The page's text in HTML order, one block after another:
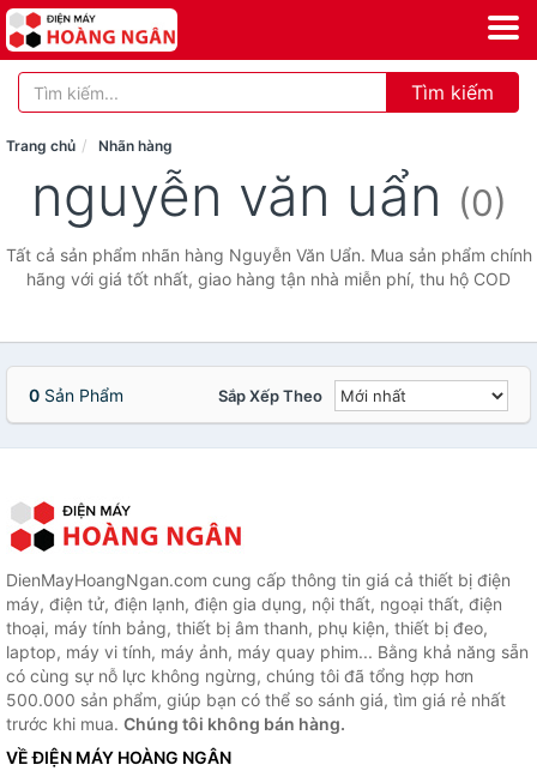
Tìm kiếm
Trang chủ Nhãn hàng
nguyễn văn uẩn (0)
Tất cả sản phẩm nhãn hàng Nguyễn Văn Uẩn. Mua sản phẩm chính
hãng với giá tốt nhất, giao hàng tận nhà miễn phí, thu hộ COD
0 Sản Phẩm Sắp Xếp Theo
DienMayHoangNgan.com cung cấp thông tin giá cả thiết bị điện
máy, điện tử, điện lạnh, điện gia dụng, nội thất, ngoại thất, điện
thoại, máy tính bảng, thiết bị âm thanh, phụ kiện, thiết bị đeo,
laptop, máy vi tính, máy ảnh, máy quay phim... Bằng khả năng sẵn
có cùng sự nỗ lực không ngừng, chúng tôi đã tổng hợp hơn
500.000 sản phẩm, giúp bạn có thể so sánh giá, tìm giá rẻ nhất
trước khi mua. Chúng tôi không bán hàng.
VỀ ĐIỆN MÁY HOÀNG NGÂN